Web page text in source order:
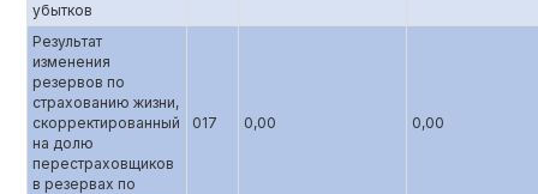
убытков
Результат
изменения
резервов по
страхованию жизни,
скорректированный
на долю
перестраховщиков
в резервах по
017 0,00 0,00